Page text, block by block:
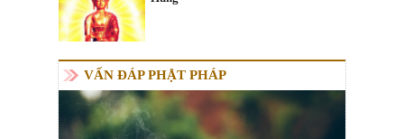
VẤN ĐÁP PHẬT PHÁP